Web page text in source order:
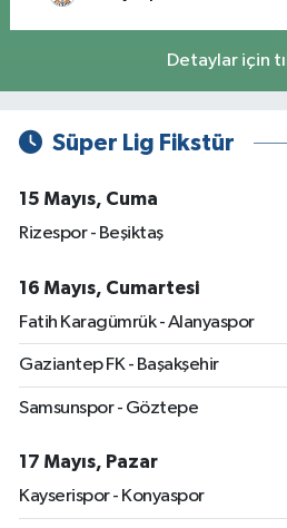
Detaylar için
Süper Lig Fikstür
15 Mayıs, Cuma
Rizespor - Beşiktaş
16 Mayıs, Cumartesi
Fatih Karagümrük - Alanyaspor
Gaziantep FK - Başakşehir
Samsunspor - Göztepe
17 Mayıs, Pazar
Kayserispor - Konyaspor